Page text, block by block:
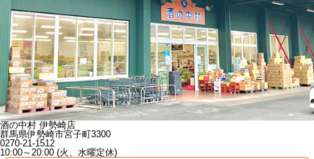
酒の中村 伊勢崎店
群馬県伊勢崎市宮子町3300
0270-21-1512
10:00～20:00 (火、水曜定休)